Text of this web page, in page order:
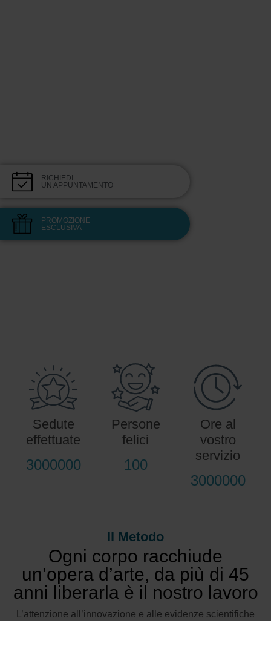
RICHIEDI
UN APPUNTAMENTO
PROMOZIONE
ESCLUSIVA
Sedute
effettuate
3000000
Persone
felici
100
Ore al
vostro
servizio
3000000
Il Metodo
Ogni corpo racchiude
un’opera d’arte, da più di 45
anni liberarla è il nostro lavoro
L’attenzione all’innovazione e alle evidenze scientifiche